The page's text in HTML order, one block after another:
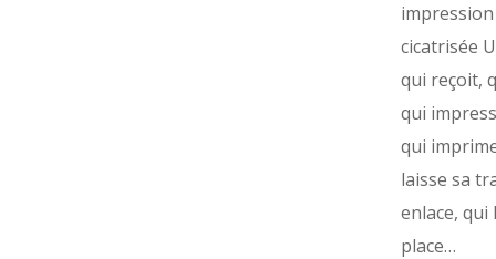
cicatrisée
qui reçoit,
qui
qui
laisse sa
enlace, qui
place…